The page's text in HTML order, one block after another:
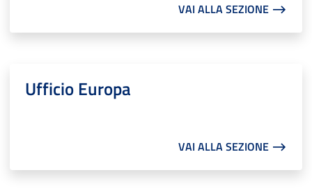
VAI ALLA SEZIONE ⟶
Ufficio Europa
VAI ALLA SEZIONE ⟶